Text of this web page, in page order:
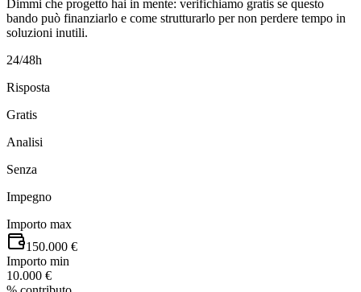
Dimmi che progetto hai in mente: verifichiamo gratis se questo
bando può finanziarlo e come strutturarlo per non perdere tempo in
soluzioni inutili.
24/48h
Risposta
Gratis
Analisi
Senza
Impegno
Importo max
150.000 €
Importo min
10.000 €